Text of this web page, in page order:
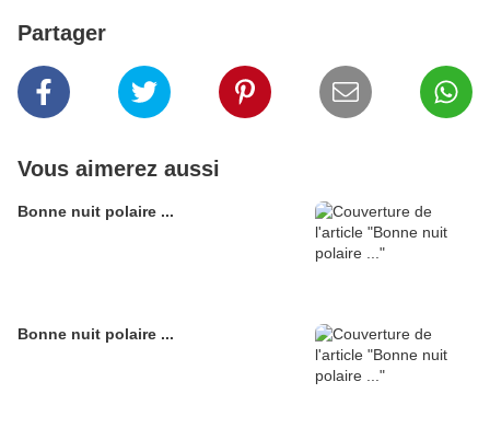
Partager
Vous aimerez aussi
Bonne nuit polaire ...
Bonne nuit polaire ...